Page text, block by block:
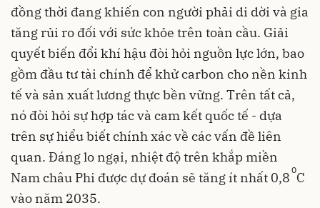
đồng thời đang khiến con người phải di dời và gia
tăng rủi ro đối với sức khỏe trên toàn cầu. Giải
quyết biến đổi khí hậu đòi hỏi nguồn lực lớn, bao
gồm đầu tư tài chính để khử carbon cho nền kinh
tế và sản xuất lương thực bền vững. Trên tất cả,
nó đòi hỏi sự hợp tác và cam kết quốc tế - dựa
trên sự hiểu biết chính xác về các vấn đề liên
quan. Đáng lo ngại, nhiệt độ trên khắp miền
Nam châu Phi được dự đoán sẽ tăng ít nhất 0,8 0C
vào năm 2035.